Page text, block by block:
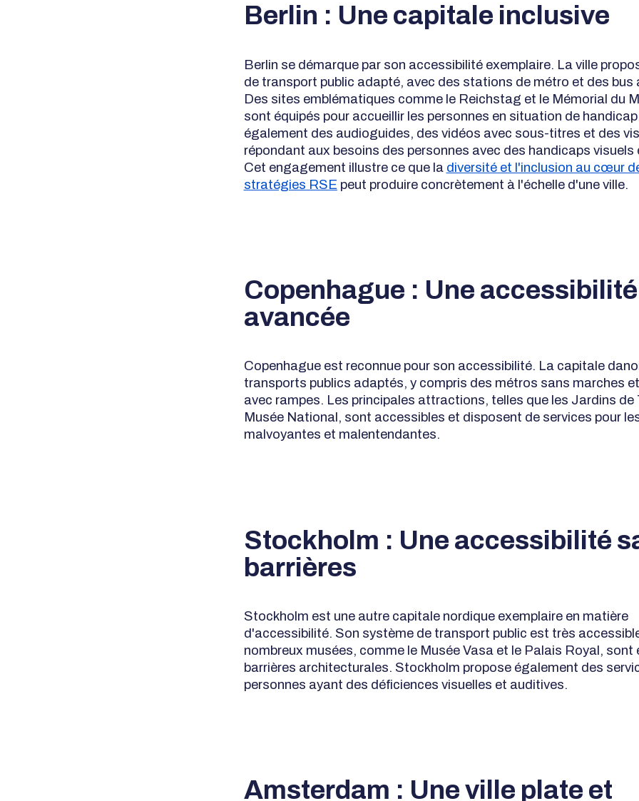
Berlin : Une capitale inclusive
Berlin se démarque par son accessibilité exemplaire. La ville
de transport public adapté, avec des stations de métro et des bus
Des sites emblématiques comme le Reichstag et le Mémorial du
sont équipés pour accueillir les personnes en situation de
également des audioguides, des vidéos avec sous-titres et des
répondant aux besoins des personnes avec des handicaps
Cet engagement illustre ce que la diversité et l'inclusion au cœur
stratégies RSE peut produire concrètement à l'échelle d'une ville.
Copenhague : Une accessibilité
avancée
Copenhague est reconnue pour son accessibilité. La capitale
transports publics adaptés, y compris des métros sans marches
avec rampes. Les principales attractions, telles que les Jardins de
Musée National, sont accessibles et disposent de services pour
malvoyantes et malentendantes.
Stockholm : Une accessibilité
barrières
Stockholm est une autre capitale nordique exemplaire en matière
d'accessibilité. Son système de transport public est très
nombreux musées, comme le Musée Vasa et le Palais Royal, sont
barrières architecturales. Stockholm propose également des
personnes ayant des déficiences visuelles et auditives.
Amsterdam : Une ville plate et